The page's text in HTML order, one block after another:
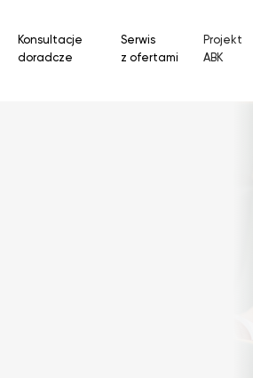
Konsultacje
doradcze
Serwis
z ofertami
Projekt
ABK